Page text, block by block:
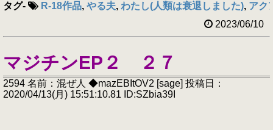
タグ- R-18作品, やる夫, わたし(人類は衰退しました), アク
2023/06/10
マジチンEP２ ２７
2594 名前：混ぜ人 ◆mazEBItOV2 [sage] 投稿日：
2020/04/13(月) 15:51:10.81 ID:SZbia39I